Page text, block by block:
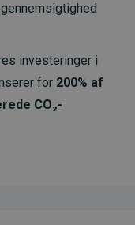
investeringer i
for 200% af
CO₂-